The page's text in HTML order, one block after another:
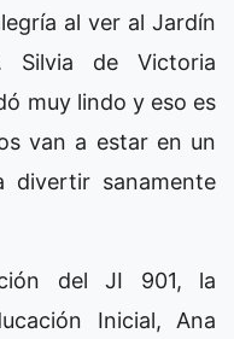
al ver al Jardín
Silvia de Victoria
muy lindo y eso es
van a estar en un
divertir sanamente
del JI 901, la
Inicial, Ana